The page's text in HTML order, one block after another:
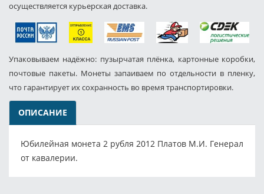
осуществляется курьерская доставка.
Упаковываем надёжно: пузырчатая плёнка, картонные коробки,
почтовые пакеты. Монеты запаиваем по отдельности в пленку,
что гарантирует их сохранность во время транспортировки.
ОПИСАНИЕ
Юбилейная монета 2 рубля 2012 Платов М.И. Генерал
от кавалерии.